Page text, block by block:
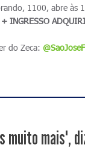
1100, abre às
INGRESSO
do Zeca:
muito mais",